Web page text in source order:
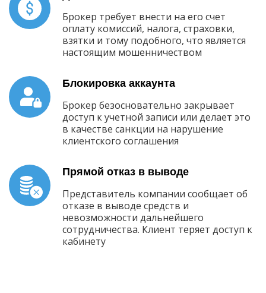
Брокер требует внести на его счет
оплату комиссий, налога, страховки,
взятки и тому подобного, что является
настоящим мошенничеством
Блокировка аккаунта
Брокер безосновательно закрывает
доступ к учетной записи или делает это
в качестве санкции на нарушение
клиентского соглашения
Прямой отказ в выводе
Представитель компании сообщает об
отказе в выводе средств и
невозможности дальнейшего
сотрудничества. Клиент теряет доступ к
кабинету